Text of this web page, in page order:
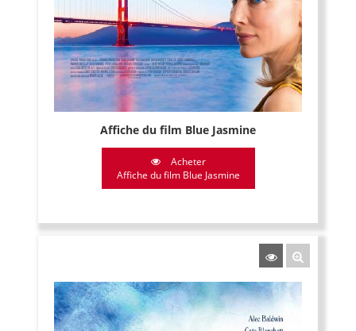
Affiche du film Blue Jasmine
Acheter
Affiche du film Blue Jasmine